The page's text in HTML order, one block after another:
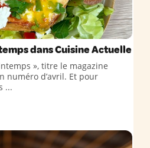
dans Cuisine Actuelle
», titre le magazine
numéro d’avril. Et pour
...